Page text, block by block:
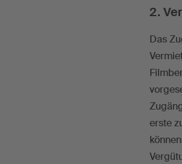
2.
Das
erste